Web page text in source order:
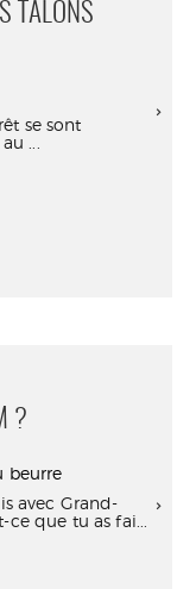
TALONS
se sont
...
?
beurre
avec Grand-
que tu as fai...